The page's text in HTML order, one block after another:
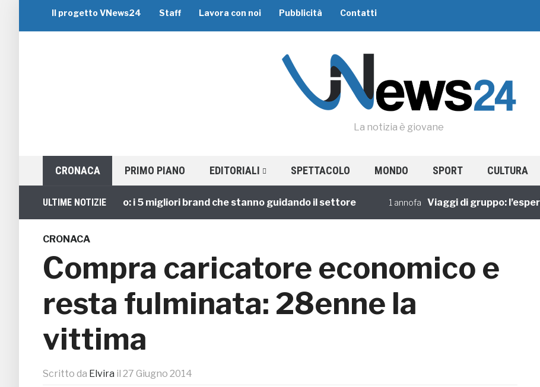
Il progetto VNews24 Staff Lavora con noi Pubblicità Contatti
La notizia è giovane
CRONACA PRIMO PIANO EDITORIALI SPETTACOLO MONDO SPORT CULTURA
ULTIME NOTIZIE
Viaggi di Gruppo: i 5 migliori brand che stanno guidando il settore 1 annofa Viaggi di gruppo:
CRONACA
Compra caricatore economico e
resta fulminata: 28enne la
vittima
Scritto da Elvira il 27 Giugno 2014